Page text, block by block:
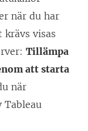
när du har
visas
: Tillämpa
att starta
när
Tableau